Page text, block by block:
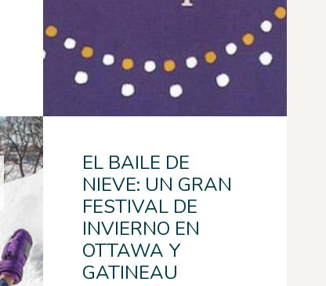
EL BAILE DE
NIEVE: UN GRAN
FESTIVAL DE
INVIERNO EN
OTTAWA Y
GATINEAU